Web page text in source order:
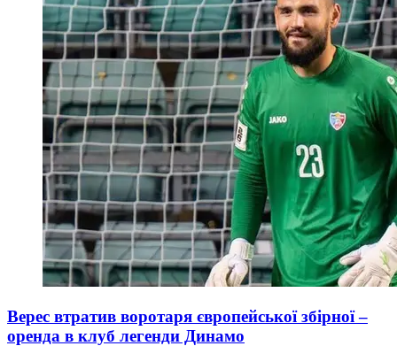
Верес втратив воротаря європейської збірної –
оренда в клуб легенди Динамо